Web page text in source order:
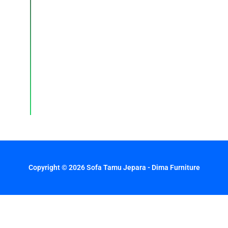
Copyright © 2026 Sofa Tamu Jepara - Dima Furniture